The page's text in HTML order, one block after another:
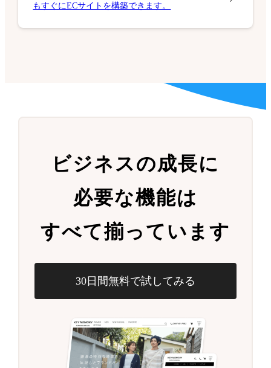
もすぐにECサイトを構築できます。
ビジネスの成長に
必要な機能は
すべて揃っています
30日間無料で試してみる